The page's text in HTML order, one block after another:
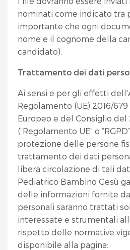
nominati come indicato tra
importante che ogni
nome e il cognome della
candidato).
Trattamento dei dati
Ai sensi e per gli effetti
Regolamento (UE) 2016/
Europeo e del Consiglio del
(“Regolamento UE” o
protezione delle persone
trattamento dei dati
libera circolazione di tali
Pediatrico Bambino Gesù
delle informazioni fornite
personali saranno trattati
interessate e strumentali
rispetto delle normative
disponibile alla pagina: